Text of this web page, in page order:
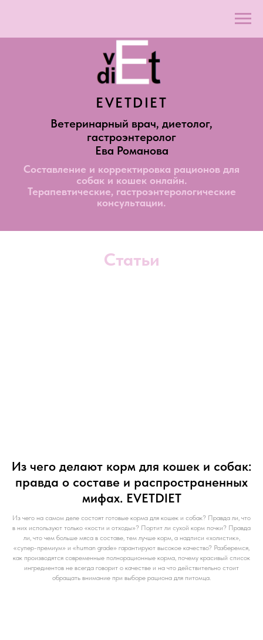
EVETDIET
Ветеринарный врач, диетолог,
гастроэнтеролог
Ева Романова
Составление и корректировка рационов для
собак и кошек онлайн.
Терапевтические, гастроэнтерологические
консультации.
Статьи
Из чего делают корм для кошек и собак:
правда о составе и распространенных
мифах. EVETDIET
Из чего на самом деле состоят готовые корма для кошек и собак? Правда ли, что
в них используют только «кости и отходы»? Портит ли сухой корм почки? Правда
ли, что чем больше мяса в составе, тем лучше корм, а надписи «холистик»,
«супер-премиум» и «human grade» гарантируют высокое качество? Разберемся,
как производятся современные полнорационные корма, почему красивый список
ингредиентов не всегда говорит о качестве и на что действительно стоит
обращать внимание при выборе рациона для питомца.